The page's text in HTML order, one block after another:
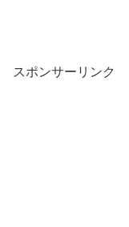
スポンサーリンク